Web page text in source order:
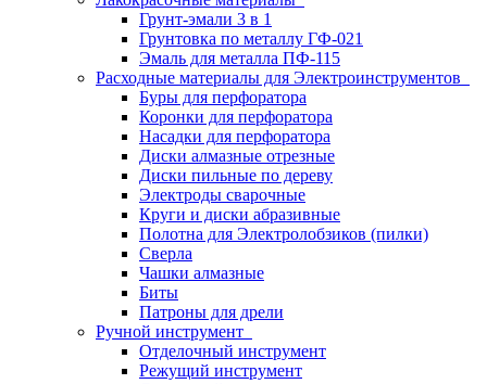
Грунт-эмали 3 в 1
Грунтовка по металлу ГФ-021
Эмаль для металла ПФ-115
Расходные материалы для Электроинструментов
Буры для перфоратора
Коронки для перфоратора
Насадки для перфоратора
Диски алмазные отрезные
Диски пильные по дереву
Электроды сварочные
Круги и диски абразивные
Полотна для Электролобзиков (пилки)
Сверла
Чашки алмазные
Биты
Патроны для дрели
Ручной инструмент
Отделочный инструмент
Режущий инструмент